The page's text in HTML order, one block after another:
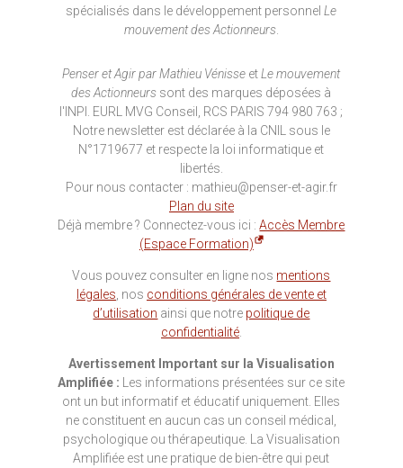
spécialisés dans le développement personnelLe
mouvement des Actionneurs.
Penser et Agir par Mathieu Vénisse et Le mouvement
des Actionneurs sont des marques déposées à
l'INPI. EURL MVG Conseil, RCS PARIS 794 980 763 ;
Notre newsletter est déclarée à la CNIL sous le
N°1719677 et respecte la loi informatique et
libertés.
Pour nous contacter : mathieu@penser-et-agir.fr
Plan du site
Déjà membre ? Connectez-vous ici :Accès Membre
(Espace Formation)
Vous pouvez consulter en ligne nos mentions
légales , nos conditions générales de vente et
d’utilisation ainsi que notre politique de
confidentialité.
Avertissement Important sur la Visualisation
Amplifiée : Les informations présentées sur ce site
ont un but informatif et éducatif uniquement. Elles
ne constituent en aucun cas un conseil médical,
psychologique ou thérapeutique. La Visualisation
Amplifiée est une pratique de bien-être qui peut